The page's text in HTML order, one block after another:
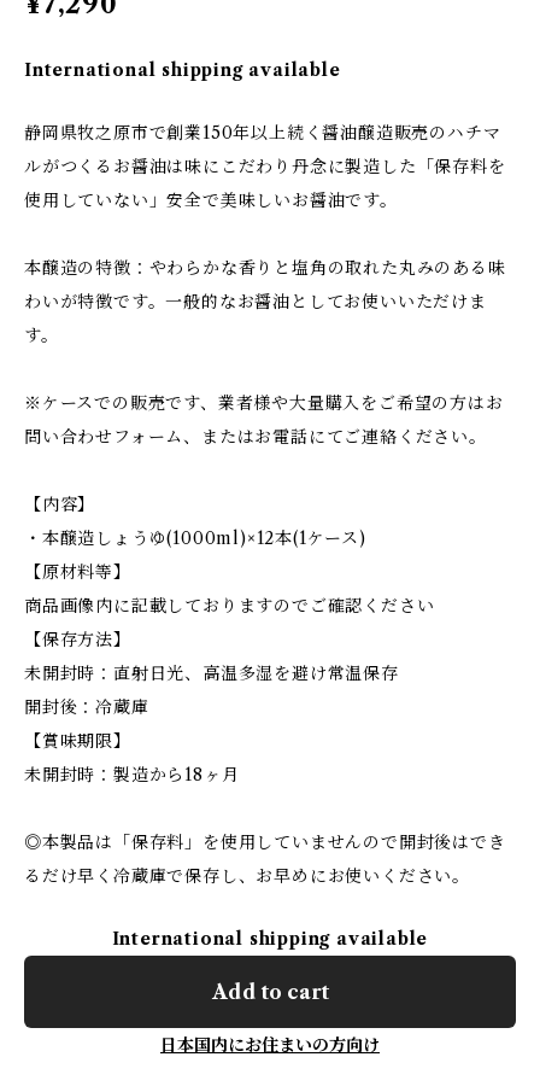
International shipping available
静岡県牧之原市で創業150年以上続く醤油醸造販売のハチマ
ルがつくるお醤油は味にこだわり丹念に製造した「保存料を
使用していない」安全で美味しいお醤油です。
本醸造の特徴：やわらかな香りと塩角の取れた丸みのある味
わいが特徴です。一般的なお醤油としてお使いいただけま
す。
※ケースでの販売です、業者様や大量購入をご希望の方はお
問い合わせフォーム、またはお電話にてご連絡ください。
【内容】
・本醸造しょうゆ(1000ml)×12本(1ケース)
【原材料等】
商品画像内に記載しておりますのでご確認ください
【保存方法】
未開封時：直射日光、高温多湿を避け常温保存
開封後：冷蔵庫
【賞味期限】
未開封時：製造から18ヶ月
◎本製品は「保存料」を使用していませんので開封後はでき
るだけ早く冷蔵庫で保存し、お早めにお使いください。
International shipping available
Add to cart
日本国内にお住まいの方向け